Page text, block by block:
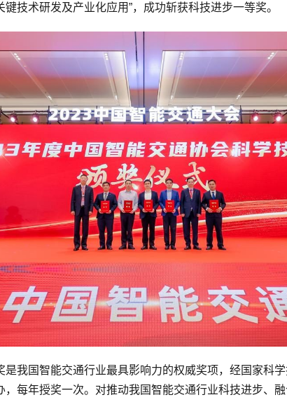
技术研发及产业化应用”，成功斩获科技进步一等奖。
是我国智能交通行业最具影响力的权威奖项，经国家科
，每年授奖一次。对推动我国智能交通行业科技进步、